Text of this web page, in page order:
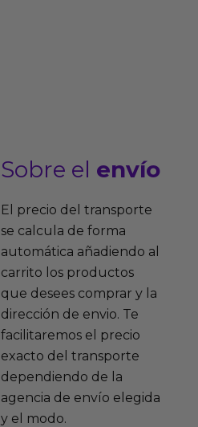
Sobre el envío
El precio del transporte
se calcula de forma
automática añadiendo al
carrito los productos
que desees comprar y la
dirección de envio. Te
facilitaremos el precio
exacto del transporte
dependiendo de la
agencia de envío elegida
y el modo.